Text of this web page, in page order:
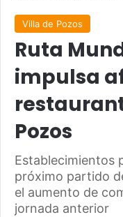
Villa de Pozos
Ruta
impulsa
Pozos
Establecimientos
próximo partido
el aumento de
jornada anterior